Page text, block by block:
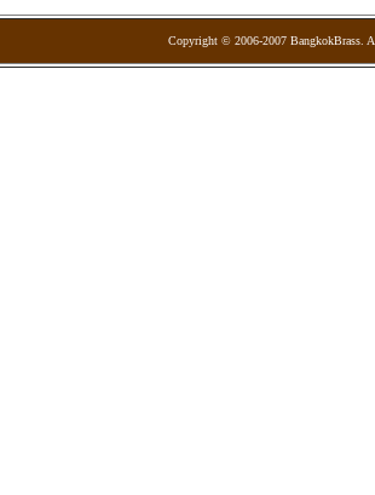
Copyright © 2006-2007 BangkokBrass.